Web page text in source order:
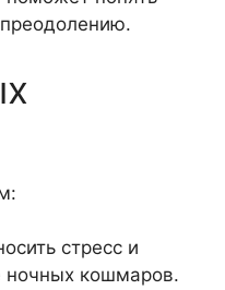
стресс и
ночных кошмаров.